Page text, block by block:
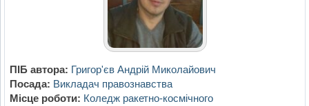
ПІБ автора: Григор'єв Андрій Миколайович
Посада: Викладач правознавства
Місце роботи: Коледж ракетно-космічного